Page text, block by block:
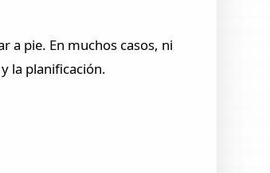
a pie. En muchos casos, ni
la planificación.